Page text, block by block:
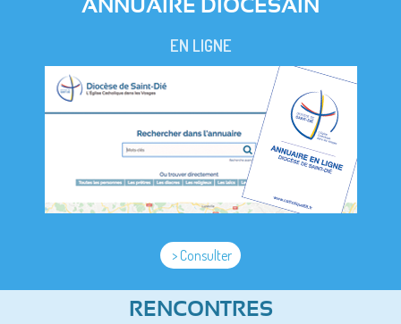
ANNUAIRE DIOCESAIN
EN LIGNE
> Consulter
RENCONTRES